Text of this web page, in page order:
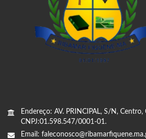
Endereço: AV. PRINCIPAL, S/N,
CNPJ:01.598.547/0001-01.
Email: